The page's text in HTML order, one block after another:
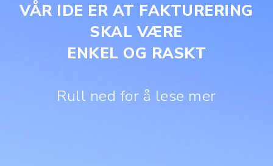
VÅR IDE ER AT FAKTURERING
SKAL VÆRE
ENKEL OG RASKT
Rull ned for å lese mer